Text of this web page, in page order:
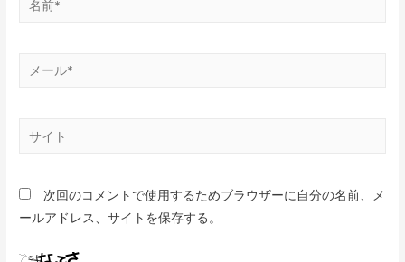
次回のコメントで使用するためブラウザーに自分の名前、メ
ールアドレス、サイトを保存する。